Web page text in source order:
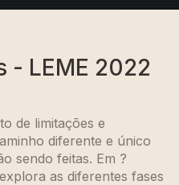
- LEME 2022
de limitações e
diferente e único
sendo feitas. Em ?
as diferentes fases